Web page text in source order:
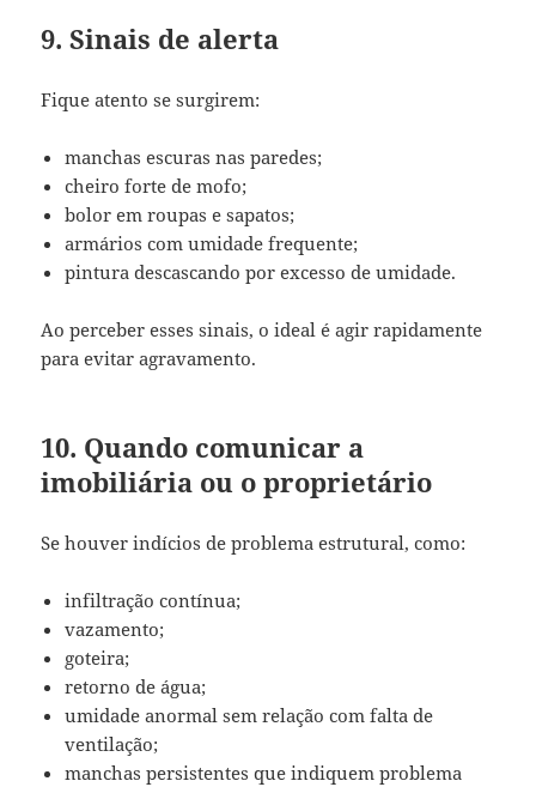
9. Sinais de alerta
Fique atento se surgirem:
manchas escuras nas paredes;
cheiro forte de mofo;
bolor em roupas e sapatos;
armários com umidade frequente;
pintura descascando por excesso de umidade.
Ao perceber esses sinais, o ideal é agir rapidamente
para evitar agravamento.
10. Quando comunicar a
imobiliária ou o proprietário
Se houver indícios de problema estrutural, como:
infiltração contínua;
vazamento;
goteira;
retorno de água;
umidade anormal sem relação com falta de
ventilação;
manchas persistentes que indiquem problema